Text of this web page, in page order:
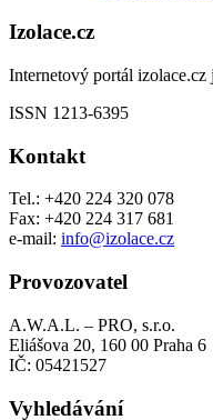
Izolace.cz
Internetový portál
ISSN 1213-6395
Kontakt
Tel.: +420 224 320 078
Fax: +420 224 317 681
e-mail: info@izolace.cz
Provozovatel
A.W.A.L. – PRO, s.r.o.
Eliášova 20, 160 00 Praha 6
IČ: 05421527
Vyhledávání